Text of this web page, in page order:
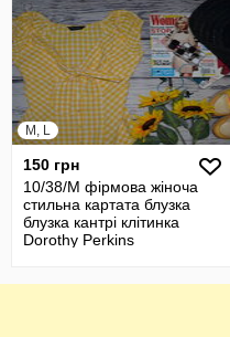
M, L
150 грн
10/38/М фірмова жіноча
стильна картата блузка
блузка кантрі клітинка
Dorothy Perkins